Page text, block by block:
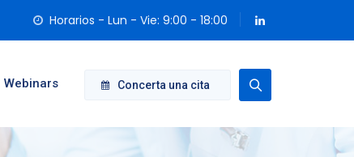
Horarios - Lun - Vie: 9:00 - 18:00
Concerta una cita
Webinars